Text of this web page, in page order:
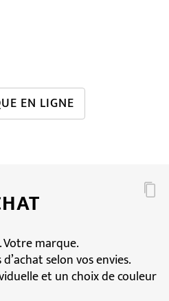
EN LIGNE
marque.
selon vos envies.
et un choix de couleur